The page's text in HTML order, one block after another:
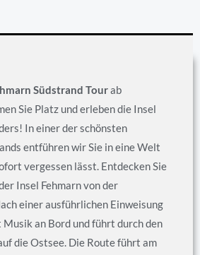
Südstrand Tourab
Sie Platz und erleben die Insel
In einer der schönsten
entführen wir Sie in eine Welt
vergessen lässt. Entdecken Sie
Insel Fehmarn von der
einer ausführlichen Einweisung
an Bord und führt durch den
die Ostsee. Die Route führt am